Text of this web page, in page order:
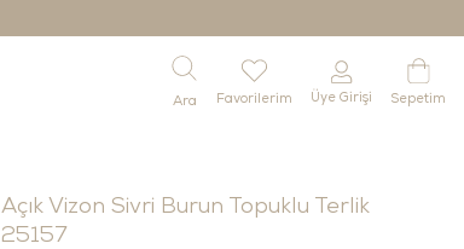
Favorilerim Üye Girişi Sepetim
Açık Vizon Sivri Burun Topuklu Terlik
25157